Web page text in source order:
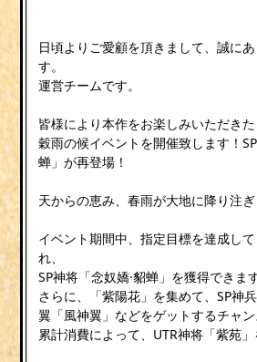
日頃よりご愛顧を頂きまして、誠に
す。
運営チームです。
皆様により本作をお楽しみいただきた
穀雨の候イベントを開催致します！
蝉」が再登場！
天からの恵み、春雨が大地に降り注ぎ
イベント期間中、指定目標を達成し
れ、
SP神将「念奴嬌·貂蝉」を獲得できま
さらに、「紫陽花」を集めて、SP神
翼「風神翼」などをゲットするチャン
累計消費によって、UTR神将「紫苑」